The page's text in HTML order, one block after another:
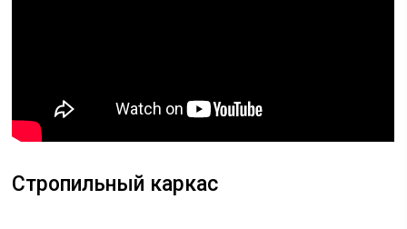
Стропильный каркас